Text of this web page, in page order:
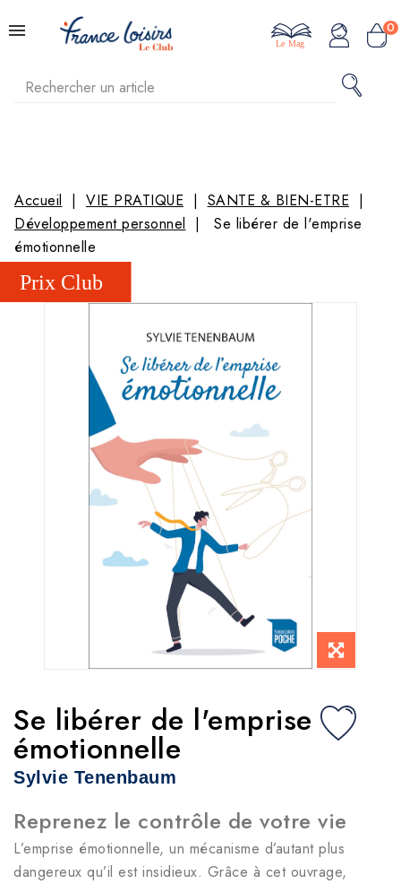
0
Le Mag
Accueil VIE PRATIQUE
SANTE & BIEN-ETRE
Développement personnel
Se libérer de l'emprise
émotionnelle
Se libérer de l'emprise
émotionnelle
Sylvie Tenenbaum
Reprenez le contrôle de votre vie
L’emprise émotionnelle, un mécanisme d’autant plus
dangereux qu’il est insidieux. Grâce à cet ouvrage,